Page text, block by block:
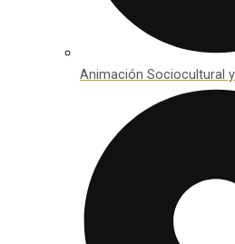
Animación Sociocultural